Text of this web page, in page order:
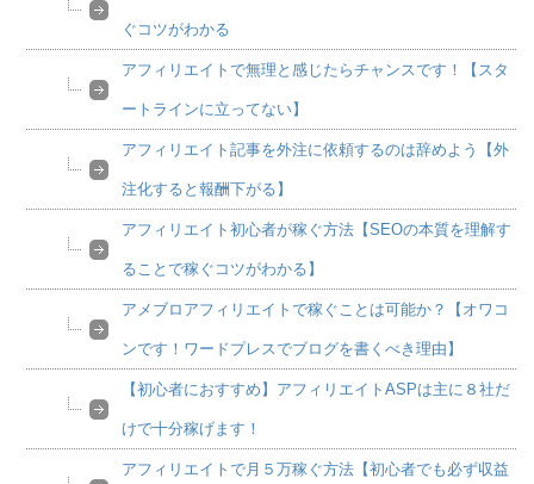
ぐコツがわかる
アフィリエイトで無理と感じたらチャンスです！【スタ
ートラインに立ってない】
アフィリエイト記事を外注に依頼するのは辞めよう【外
注化すると報酬下がる】
アフィリエイト初心者が稼ぐ方法【SEOの本質を理解す
ることで稼ぐコツがわかる】
アメブロアフィリエイトで稼ぐことは可能か？【オワコ
ンです！ワードプレスでブログを書くべき理由】
【初心者におすすめ】アフィリエイトASPは主に８社だ
けで十分稼げます！
アフィリエイトで月５万稼ぐ方法【初心者でも必ず収益